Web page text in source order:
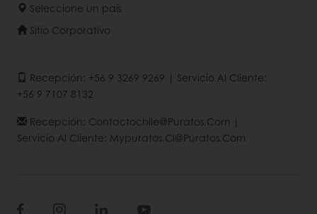
Seleccione un país
Sitio Corporativo
Recepción: +56 9 3269 9269 | Servicio Al Cliente:
+56 9 7107 8132
Recepción: Contactochile@puratos.com |
Servicio Al Cliente: Mypuratos.cl@puratos.com